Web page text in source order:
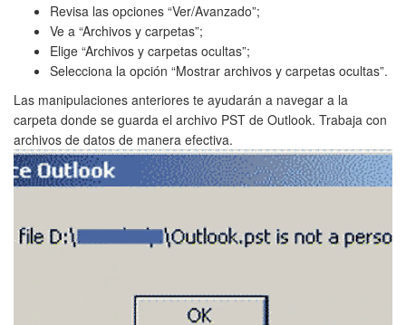
Revisa las opciones “Ver/Avanzado”;
Ve a “Archivos y carpetas”;
Elige “Archivos y carpetas ocultas”;
Selecciona la opción “Mostrar archivos y carpetas ocultas”.
Las manipulaciones anteriores te ayudarán a navegar a la
carpeta donde se guarda el archivo PST de Outlook. Trabaja con
archivos de datos de manera efectiva.